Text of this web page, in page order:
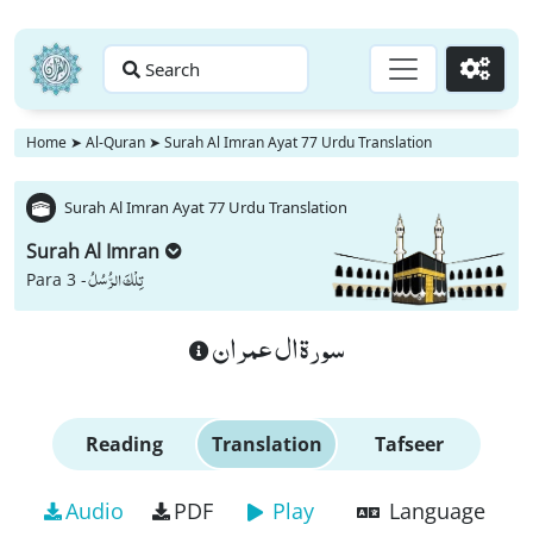
Search Go
Home ➤ Al-Quran ➤ Surah Al Imran Ayat 77 Urdu Translation
Surah Al Imran Ayat 77 Urdu Translation
Surah Al Imran
Para 3 -تِلْكَ الرُّسُلُ
سورة ال عمران
Reading Translation Tafseer
Audio PDF Play Language